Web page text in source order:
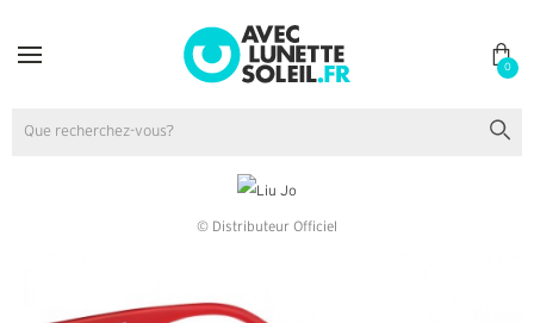
0
© Distributeur Officiel